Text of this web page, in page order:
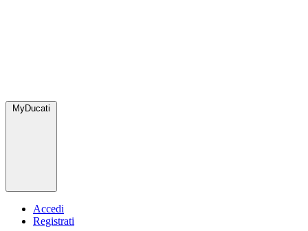
MyDucati
Accedi
Registrati